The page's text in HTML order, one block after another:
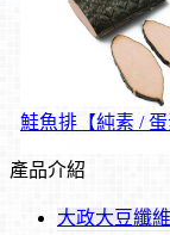
鮭魚排【純素 / 蛋
產品介紹
大政大豆纖